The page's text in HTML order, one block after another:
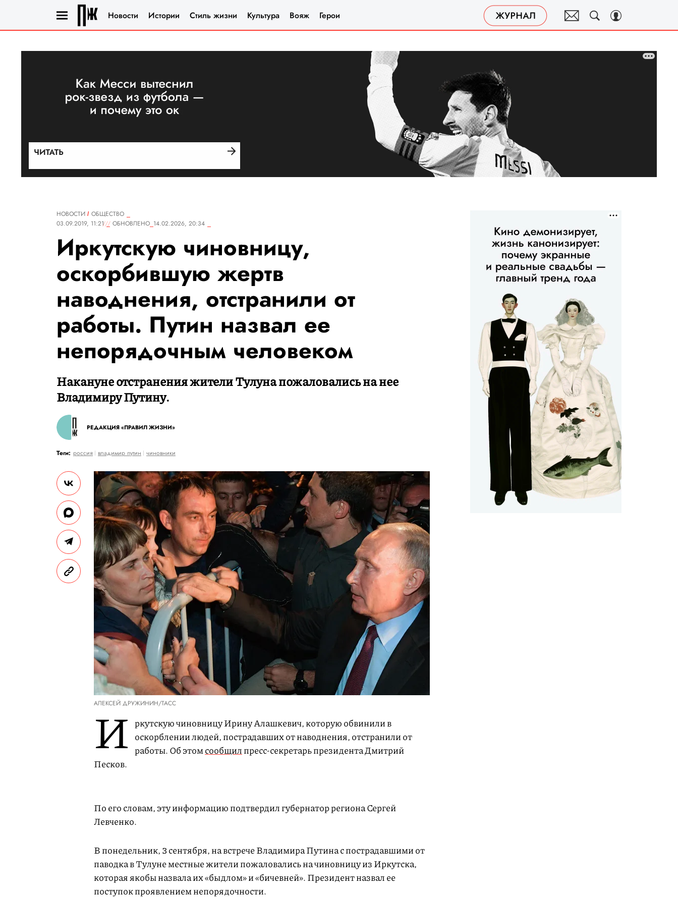
Новости Истории Стиль жизни Культура Вояж Герои
НОВОСТИ
ОБЩЕСТВО
03.09.2019, 11:21
ОБНОВЛЕНО 14.02.2026, 20:34
Иркутскую чиновницу,
оскорбившую жертв
наводнения, отстранили от
работы. Путин назвал ее
непорядочным человеком
Накануне отстранения жители Тулуна пожаловались на нее
Владимиру Путину.
РЕДАКЦИЯ «ПРАВИЛ ЖИЗНИ»
Теги: россия владимир путин чиновники
АЛЕКСЕЙ ДРУЖИНИН/ТАСС
И ркутскую чиновницу Ирину Алашкевич, которую обвинили в
оскорблении людей, пострадавших от наводнения, отстранили от
работы. Об этомсообщилпресс-секретарь президента Дмитрий
Песков.
По его словам, эту информацию подтвердил губернатор региона Сергей
Левченко.
В понедельник, 3 сентября, на встрече Владимира Путина с пострадавшими от
паводка в Тулуне местные жители пожаловались на чиновницу из Иркутска,
которая якобы назвала их «быдлом» и «бичевней». Президент назвал ее
поступок проявлением непорядочности.